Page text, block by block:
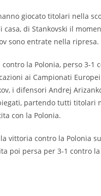
giocato titolari nella
di Stankovski il
sono entrate nella ripresa.
la Polonia, perso 3-1
ai Campionati
i difensori Andrej
partendo tutti titolari
con la Polonia.
vittoria contro la Polonia
poi persa per 3-1 contro